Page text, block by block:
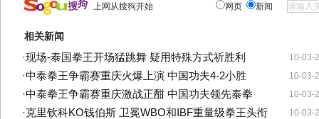
上网从搜狗开始 网页 新闻
相关新闻
10-03-
·现场-泰国拳王开场猛跳舞 疑用特殊方式祈胜利
10-03-
·中泰拳王争霸赛重庆火爆上演 中国功夫4-2小胜
10-03-
·中泰拳王争霸赛重庆激战正酣 中国功夫领先泰拳
10-03-
·克里钦科KO钱伯斯 卫冕WBO和IBF重量级拳王头衔